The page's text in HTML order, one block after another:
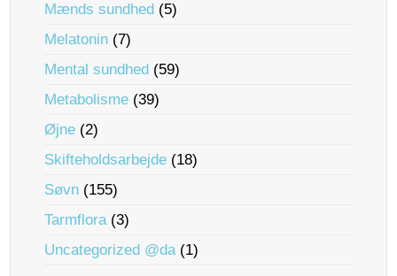
Mænds sundhed (5)
Melatonin (7)
Mental sundhed (59)
Metabolisme (39)
Øjne (2)
Skifteholdsarbejde (18)
Søvn (155)
Tarmflora(3)
Uncategorized @da(1)